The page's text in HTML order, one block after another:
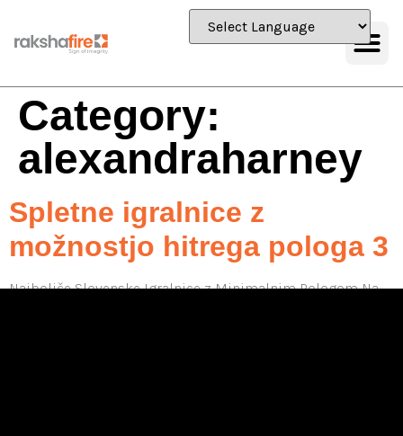
Category:
alexandraharney
Spletne igralnice z
možnostjo hitrega pologa 3
Najboljše Slovenske Igralnice z Minimalnim Pologom Na